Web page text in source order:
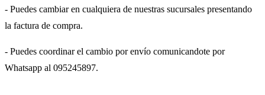
- Puedes cambiar en cualquiera de nuestras sucursales presentando
la factura de compra.
- Puedes coordinar el cambio por envío comunicandote por
Whatsapp al 095245897.